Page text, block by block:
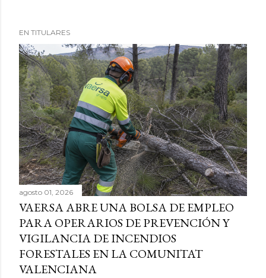
EN TITULARES
agosto 01, 2026
VAERSA ABRE UNA BOLSA DE EMPLEO
PARA OPERARIOS DE PREVENCIÓN Y
VIGILANCIA DE INCENDIOS
FORESTALES EN LA COMUNITAT
VALENCIANA